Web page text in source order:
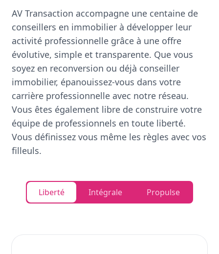
AV Transaction accompagne une centaine de
conseillers en immobilier à développer leur
activité professionnelle grâce à une offre
évolutive, simple et transparente. Que vous
soyez en reconversion ou déjà conseiller
immobilier, épanouissez-vous dans votre
carrière professionnelle avec notre réseau.
Vous êtes également libre de construire votre
équipe de professionnels en toute liberté.
Vous définissez vous même les règles avec vos
filleuls.
Liberté Intégrale Propulse